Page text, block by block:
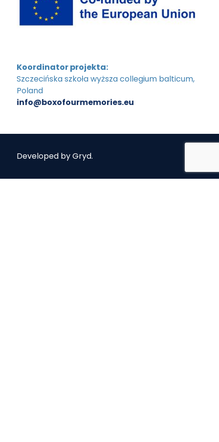
Koordinator projekta:
Szczecińska szkoła wyższa collegium balticum,
Poland
info@boxofourmemories.eu
Developed byGryd.